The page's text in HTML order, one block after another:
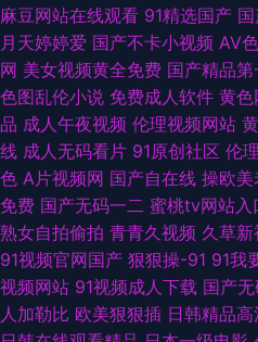
麻豆网站在线观看 91精选国产
月天婷婷爱 国产不卡小视频 AV
网 美女视频黄全免费 国产精品第
色图乱伦小说 免费成人软件 黄色
品 成人午夜视频 伦理视频网站
线 成人无码看片 91原创社区 伦
色 A片视频网 国产自在线 操欧美
免费 国产无码一二 蜜桃tv网站入
熟女自拍偷拍 青青久视频 久草
91视频官网国产 狠狠操-91 91我
视频网站 91视频成人下载 国产
人加勒比 欧美狠狠插 日韩精品高